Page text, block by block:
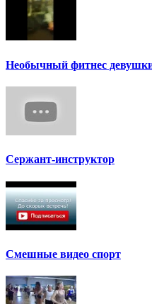
Необычный фитнес
Сержант-инструктор
Смешные видео спорт